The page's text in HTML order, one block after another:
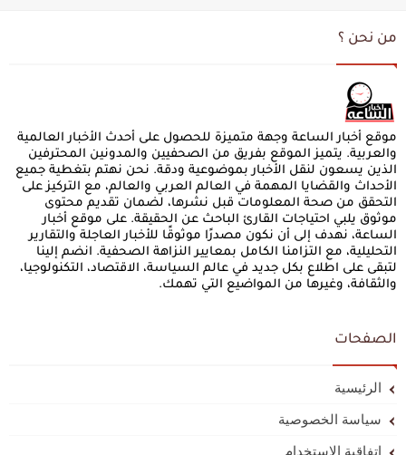
من نحن ؟
موقع أخبار الساعة وجهة متميزة للحصول على أحدث الأخبار العالمية
والعربية. يتميز الموقع بفريق من الصحفيين والمدونين المحترفين
الذين يسعون لنقل الأخبار بموضوعية ودقة. نحن نهتم بتغطية جميع
الأحداث والقضايا المهمة في العالم العربي والعالم، مع التركيز على
التحقق من صحة المعلومات قبل نشرها، لضمان تقديم محتوى
موثوق يلبي احتياجات القارئ الباحث عن الحقيقة. على موقع أخبار
الساعة، نهدف إلى أن نكون مصدرًا موثوقًا للأخبار العاجلة والتقارير
التحليلية، مع التزامنا الكامل بمعايير النزاهة الصحفية. انضم إلينا
لتبقى على اطلاع بكل جديد في عالم السياسة، الاقتصاد، التكنولوجيا،
والثقافة، وغيرها من المواضيع التي تهمك.
الصفحات
الرئيسية
سياسة الخصوصية
اتفاقية الاستخدام